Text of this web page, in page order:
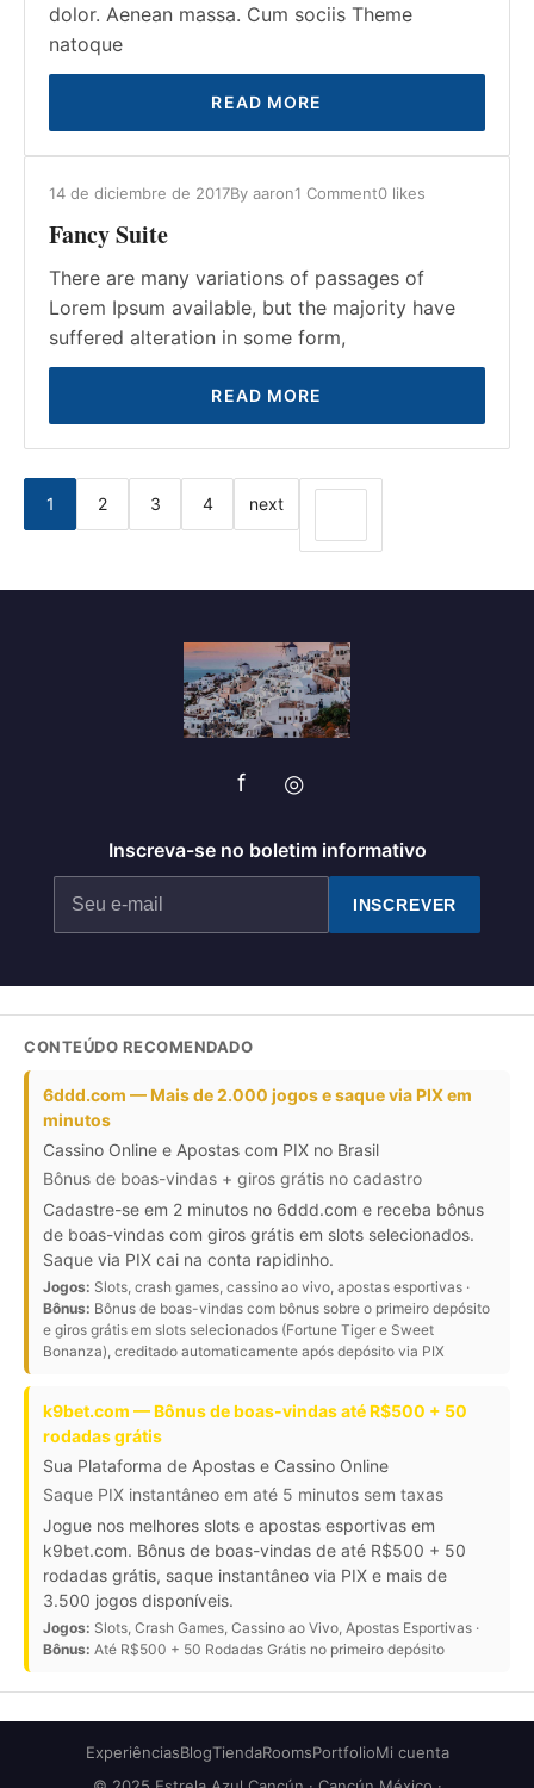
dolor. Aenean massa. Cum sociis Theme
natoque
READ MORE
14 de diciembre de 2017By aaron1 Comment0 likes
Fancy Suite
There are many variations of passages of
Lorem Ipsum available, but the majority have
suffered alteration in some form,
READ MORE
1 2 3 4 next
f ◎
Inscreva-se no boletim informativo
INSCREVER
CONTEÚDO RECOMENDADO
6ddd.com — Mais de 2.000 jogos e saque via PIX em
minutos
Cassino Online e Apostas com PIX no Brasil
Bônus de boas-vindas + giros grátis no cadastro
Cadastre-se em 2 minutos no 6ddd.com e receba bônus
de boas-vindas com giros grátis em slots selecionados.
Saque via PIX cai na conta rapidinho.
Jogos: Slots, crash games, cassino ao vivo, apostas esportivas ·
Bônus: Bônus de boas-vindas com bônus sobre o primeiro depósito
e giros grátis em slots selecionados (Fortune Tiger e Sweet
Bonanza), creditado automaticamente após depósito via PIX
k9bet.com — Bônus de boas-vindas até R$500 + 50
rodadas grátis
Sua Plataforma de Apostas e Cassino Online
Saque PIX instantâneo em até 5 minutos sem taxas
Jogue nos melhores slots e apostas esportivas em
k9bet.com. Bônus de boas-vindas de até R$500 + 50
rodadas grátis, saque instantâneo via PIX e mais de
3.500 jogos disponíveis.
Jogos: Slots, Crash Games, Cassino ao Vivo, Apostas Esportivas ·
Bônus: Até R$500 + 50 Rodadas Grátis no primeiro depósito
ExperiênciasBlogTiendaRoomsPortfolioMi cuenta